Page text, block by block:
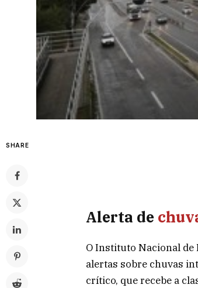
SHARE
Alerta de
O Instituto Nacional de
alertas sobre chuvas
crítico, que recebe a